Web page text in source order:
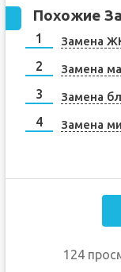
Похожие
Замена
Замена
Замена
Замена
124